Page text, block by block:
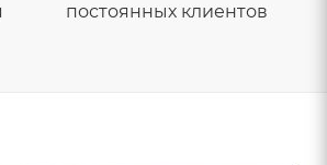
постоянных клиентов